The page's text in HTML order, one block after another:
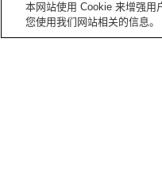
本网站使用 Cookie 来增强用
您使用我们网站相关的信息。